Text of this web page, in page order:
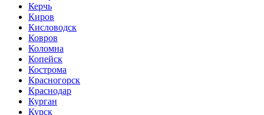
Керчь
Киров
Кисловодск
Ковров
Коломна
Копейск
Кострома
Красногорск
Краснодар
Курган
Курск